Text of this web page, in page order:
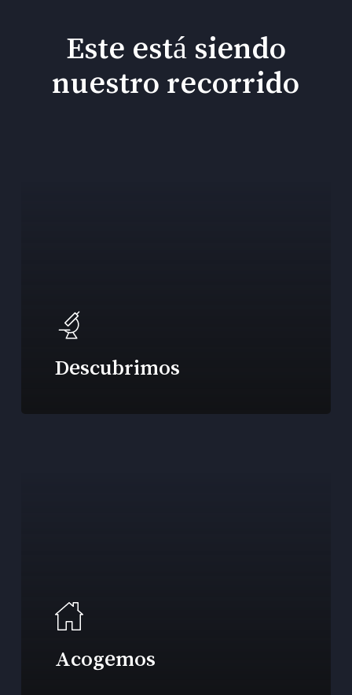
Este está siendo
nuestro recorrido
Descubrimos
Acogemos